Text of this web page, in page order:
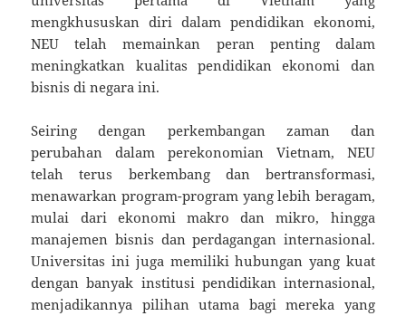
mengkhususkan diri dalam pendidikan ekonomi,
NEU telah memainkan peran penting dalam
meningkatkan kualitas pendidikan ekonomi dan
bisnis di negara ini.
Seiring dengan perkembangan zaman dan
perubahan dalam perekonomian Vietnam, NEU
telah terus berkembang dan bertransformasi,
menawarkan program-program yang lebih beragam,
mulai dari ekonomi makro dan mikro, hingga
manajemen bisnis dan perdagangan internasional.
Universitas ini juga memiliki hubungan yang kuat
dengan banyak institusi pendidikan internasional,
menjadikannya pilihan utama bagi mereka yang